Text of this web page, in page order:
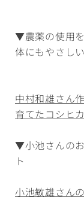
▼農薬の使用
体にもやさしい
中村和雄さん
育てたコシヒ
▼小池さんの
ト
小池敏雄さん